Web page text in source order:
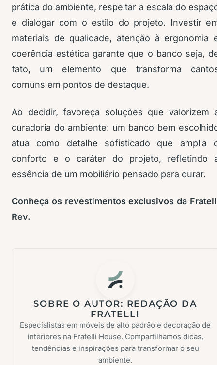
prática do ambiente, respeitar a escala do
e dialogar com o estilo do projeto. Investir
materiais de qualidade, atenção à ergonomia
coerência estética garante que o banco seja,
fato, um elemento que transforma
comuns em pontos de destaque.
Ao decidir, favoreça soluções que valorizem
curadoria do ambiente: um banco bem
atua como detalhe sofisticado que amplia
conforto e o caráter do projeto, refletindo
essência de um mobiliário pensado para durar.
Conheça os revestimentos exclusivos da
Rev.
SOBRE O AUTOR: REDAÇÃO DA
FRATELLI
Especialistas em móveis de alto padrão e decoração de
interiores na Fratelli House. Compartilhamos dicas,
tendências e inspirações para transformar o seu
ambiente.